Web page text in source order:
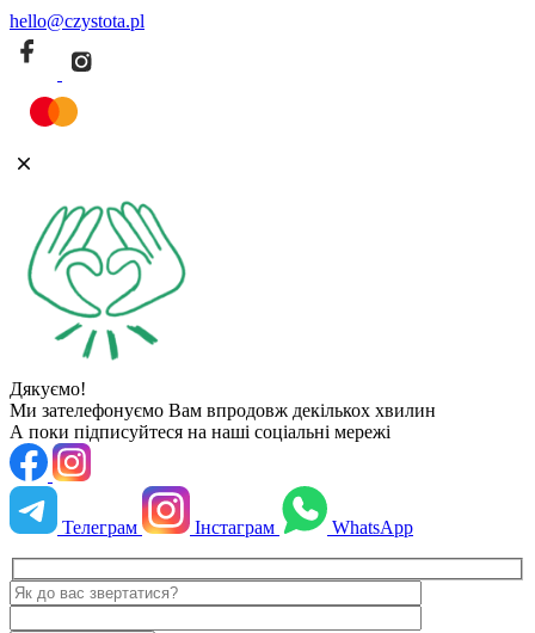
hello@czystota.pl
Дякуємо!
Ми зателефонуємо Вам впродовж декількох хвилин
А поки підписуйтеся на наші соціальні мережі
Телеграм Інстаграм WhatsApp